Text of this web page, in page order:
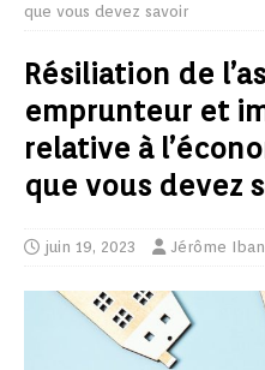
que vous devez savoir
Résiliation de
emprunteur et
relative à
que vous devez
juin 19, 2023 Jérôme